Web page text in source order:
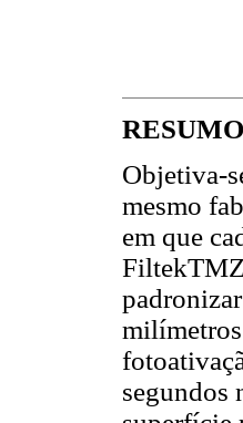
RESUMO
Objetiva-
mesmo
em que
segundos